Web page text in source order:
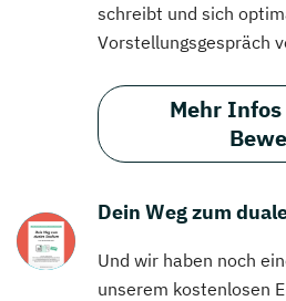
schreibt und sich
Vorstellungsgespräch
Mehr
Dein Weg zum
Und wir haben noch
unserem kostenlosen